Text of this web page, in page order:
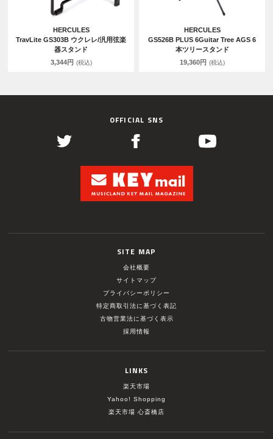
HERCULES
TravLite GS303B ウクレレ/汎用弦楽
器スタンド
3,344円 (税込)
HERCULES
GS526B PLUS 6Guitar Tree AGS 6
本ツリースタンド
19,360円 (税込)
OFFICIAL SNS
SITE MAP
会社概要
サイトマップ
プライバシーポリシー
特定商取引法に基づく表記
古物営業法に基づく表示
採用情報
LINKS
楽天市場
Yahoo! Shopping
楽天市場 心斎橋店